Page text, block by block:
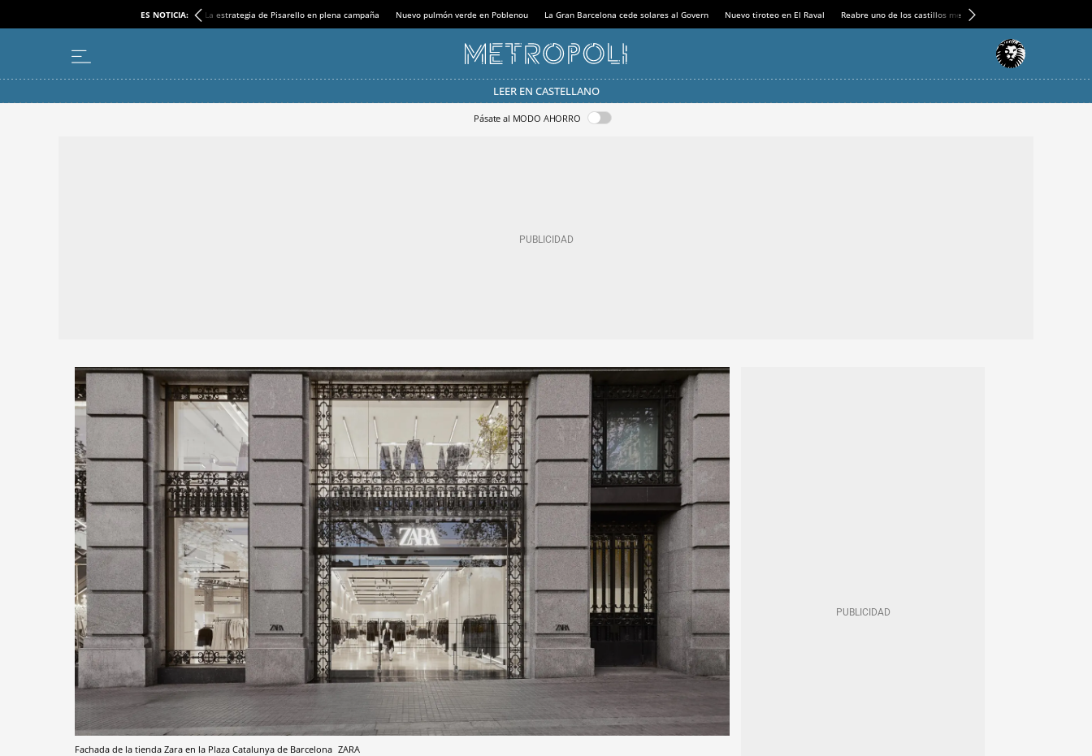
ES NOTICIA: La estrategia de Pisarello en plena campaña Nuevo pulmón verde en Poblenou La Gran Barcelona cede solares al Govern Nuevo tiroteo en El Raval Reabre uno de los castillos medievales más espectaculares
LEER EN CASTELLANO
Pásate al MODO AHORRO
Fachada de la tienda Zara en la Plaza Catalunya de Barcelona ZARA